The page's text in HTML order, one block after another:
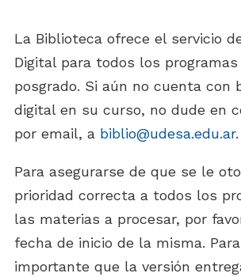
La Biblioteca ofrece el servicio
Digital para todos los
posgrado. Si aún no cuenta con
digital en su curso, no dude en
por email, a biblio@udesa.edu.ar.
Para asegurarse de que se le
prioridad correcta a todos los
las materias a procesar, por
fecha de inicio de la misma.
importante que la versión